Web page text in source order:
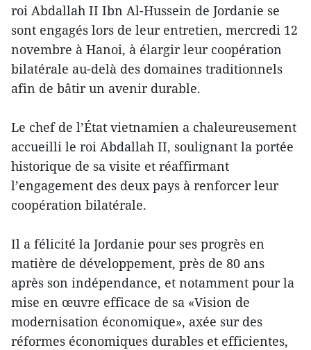
roi Abdallah II Ibn Al-Hussein de Jordanie se
sont engagés lors de leur entretien, mercredi 12
novembre à Hanoi, à élargir leur coopération
bilatérale au-delà des domaines traditionnels
afin de bâtir un avenir durable.
Le chef de l’État vietnamien a chaleureusement
accueilli le roi Abdallah II, soulignant la portée
historique de sa visite et réaffirmant
l’engagement des deux pays à renforcer leur
coopération bilatérale.
Il a félicité la Jordanie pour ses progrès en
matière de développement, près de 80 ans
après son indépendance, et notamment pour la
mise en œuvre efficace de sa «Vision de
modernisation économique», axée sur des
réformes économiques durables et efficientes,